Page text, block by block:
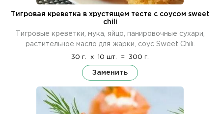
Тигровая креветка в хрустящем тесте с соусом sweet
chili
Тигровые креветки, мука, яйцо, панировочные сухари,
растительное масло для жарки, соус Sweet Chili.
30 г. x 10 шт. = 300 г.
Заменить